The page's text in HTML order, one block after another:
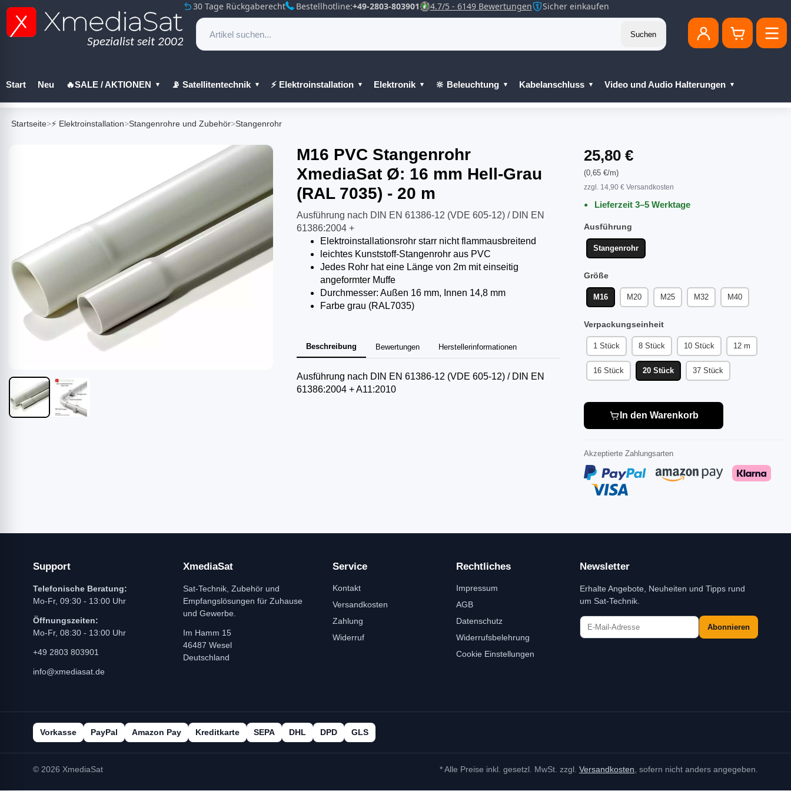
30 Tage Rückgaberecht Bestellhotline:+49-2803-803901 4.7/5 - 6149 Bewertungen Sicher einkaufen
Suchen
Start Neu 🔥SALE / AKTIONEN 📡 Satellitentechnik ⚡ Elektroinstallation Elektronik 🔆 Beleuchtung Kabelanschluss Video und Audio Halterungen
🔧 Werkzeug
Startseite>⚡ Elektroinstallation>Stangenrohre und Zubehör>Stangenrohr
M16 PVC Stangenrohr
XmediaSat Ø: 16 mm Hell-Grau
(RAL 7035) - 20 m
Ausführung nach DIN EN 61386-12 (VDE 605-12) / DIN EN
61386:2004 +
Elektroinstallationsrohr starr nicht flammausbreitend
leichtes Kunststoff-Stangenrohr aus PVC
Jedes Rohr hat eine Länge von 2m mit einseitig
angeformter Muffe
Durchmesser: Außen 16 mm, Innen 14,8 mm
Farbe grau (RAL7035)
Beschreibung Bewertungen Herstellerinformationen
Ausführung nach DIN EN 61386-12 (VDE 605-12) / DIN EN
61386:2004 + A11:2010
25,80 €
(0,65 €/m)
zzgl. 14,90 € Versandkosten
Lieferzeit 3–5 Werktage
Ausführung
Stangenrohr
Größe
M16 M20 M25 M32 M40
Verpackungseinheit
1 Stück 8 Stück 10 Stück 12 m
16 Stück 20 Stück 37 Stück
In den Warenkorb
Akzeptierte Zahlungsarten
Support
Telefonische Beratung:
Mo-Fr, 09:30 - 13:00 Uhr
Öffnungszeiten:
Mo-Fr, 08:30 - 13:00 Uhr
+49 2803 803901
info@xmediasat.de
XmediaSat
Sat-Technik, Zubehör und
Empfangslösungen für Zuhause
und Gewerbe.
Im Hamm 15
46487 Wesel
Deutschland
Service
Kontakt
Versandkosten
Zahlung
Widerruf
Rechtliches
Impressum
AGB
Datenschutz
Widerrufsbelehrung
Cookie Einstellungen
Newsletter
Erhalte Angebote, Neuheiten und Tipps rund
um Sat-Technik.
Abonnieren
Vorkasse PayPal Amazon Pay Kreditkarte SEPA DHL DPD GLS
© 2026 XmediaSat * Alle Preise inkl. gesetzl. MwSt. zzgl. Versandkosten , sofern nicht anders angegeben.